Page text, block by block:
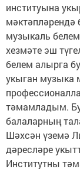
институына
мәктәпләрендә
музыкаль
хезмәте эш
белем алырга
укыган музыка
тәмамладым.
балаларның
Шәхсән үземә
дәресләре
Институтны